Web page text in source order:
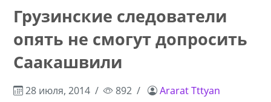
Грузинские следователи
опять не смогут допросить
Саакашвили
28 июля, 2014 892 Ararat Tttyan